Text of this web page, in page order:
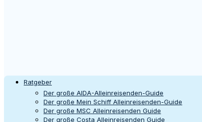
Ratgeber
Der große AIDA-Alleinreisenden-Guide
Der große Mein Schiff Alleinreisenden-Guide
Der große MSC Alleinreisenden Guide
Der große Costa Alleinreisenden Guide